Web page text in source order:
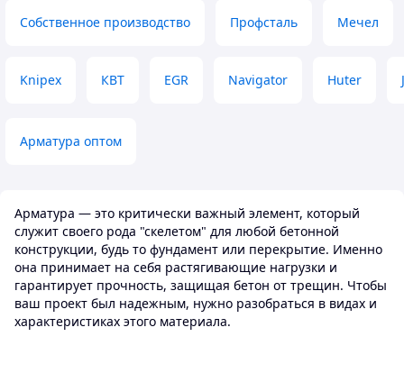
Арматура — это критически важный элемент, который
служит своего рода "скелетом" для любой бетонной
конструкции, будь то фундамент или перекрытие. Именно
она принимает на себя растягивающие нагрузки и
гарантирует прочность, защищая бетон от трещин. Чтобы
ваш проект был надежным, нужно разобраться в видах и
характеристиках этого материала.
Собственное производство Профсталь Мечел
Knipex КВТ EGR Navigator Huter
Арматура оптом